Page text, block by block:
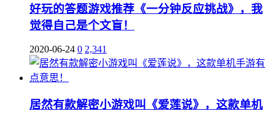
好玩的答题游戏推荐《一分钟反应挑战》，我
觉得自己是个文盲！
2020-06-24 0 2,341
居然有款解密小游戏叫《爱莲说》，这款单机